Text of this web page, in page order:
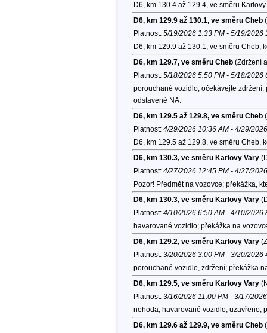
D6, km 130.4 až 129.4, ve směru
D6, km 129.9 až 130.1, ve směru Cheb
Platnost: 5/19/2026 1:33 PM - 5/19/2026
D6, km 129.9 až 130.1, ve směru Cheb,
D6, km 129.7, ve směru Cheb(Zdržení
Platnost: 5/18/2026 5:50 PM - 5/18/2026
porouchané vozidlo, očekávejte
odstavené NA.
D6, km 129.5 až 129.8, ve směru Cheb
Platnost: 4/29/2026 10:36 AM - 4/29/
D6, km 129.5 až 129.8, ve směru Cheb,
D6, km 130.3, ve směru Karlovy Vary
Platnost: 4/27/2026 12:45 PM - 4/27/
Pozor! Předmět na vozovce; překážka,
D6, km 130.3, ve směru Karlovy Vary
Platnost: 4/10/2026 6:50 AM - 4/10/2026
havarované vozidlo; překážka na
D6, km 129.2, ve směru Karlovy Vary
Platnost: 3/20/2026 3:00 PM - 3/20/2026
porouchané vozidlo, zdržení; překážka
D6, km 129.5, ve směru Karlovy Vary
Platnost: 3/16/2026 11:00 PM - 3/17/
nehoda; havarované vozidlo; uzavřeno,
D6, km 129.6 až 129.9, ve směru Cheb